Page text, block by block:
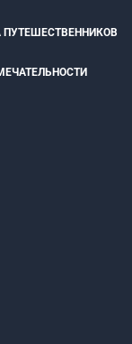
ПУТЕШЕСТВЕННИКОВ